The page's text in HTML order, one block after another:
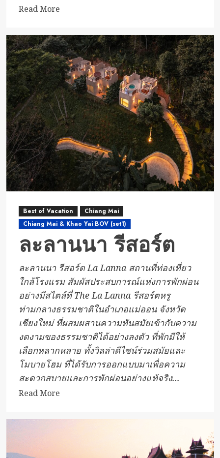
Read MoreRead
about
ปาน
วิมาน
เกาะพะงัน
Best of Vacation
Chiang Mai
Chiang Mai & Khao Yai BOV (set1)
ละลานนา รีสอร์ต
ละลานนา รีสอร์ต La Lanna สถานที่ท่องเที่ยว
ใกล้โรงแรม สัมผัสประสบการณ์แห่งการพักผ่อน
อย่างมีสไตล์ที่ The La Lanna รีสอร์ตหรู
ท่ามกลางธรรมชาติในอำเภอแม่ออน จังหวัด
เชียงใหม่ ที่ผสมผสานความทันสมัยเข้ากับความ
งดงามของธรรมชาติได้อย่างลงตัว ที่พักมีให้
เลือกหลากหลาย ทั้งวิลล่าดีไซน์ร่วมสมัยและ
โมบายโฮม ที่ได้รับการออกแบบมาเพื่อความ
สะดวกสบายและการพักผ่อนอย่างแท้จริง...
Read MoreRead
about